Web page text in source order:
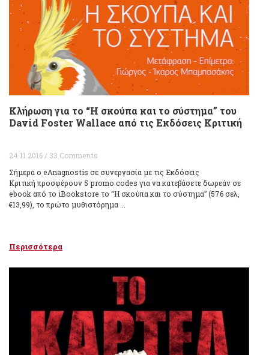
Κλήρωση για το “Η σκούπα και το σύστημα” του
David Foster Wallace από τις Εκδόσεις Κριτική
24.11.2016 / 33 Comments
Σήμερα ο eAnagnostis σε συνεργασία με τις Εκδόσεις
Κριτική προσφέρουν 5 promo codes για να κατεβάσετε δωρεάν σε
ebook από το iBookstore το “Η σκούπα και το σύστημα” (576 σελ,
€13,99), το πρώτο μυθιστόρημα ...
Περισσότερα